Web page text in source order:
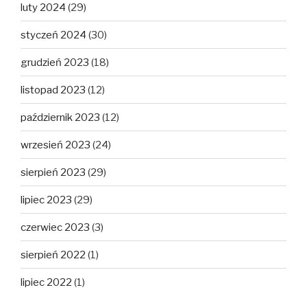
luty 2024 (29)
styczeń 2024 (30)
grudzień 2023 (18)
listopad 2023 (12)
październik 2023 (12)
wrzesień 2023 (24)
sierpień 2023 (29)
lipiec 2023 (29)
czerwiec 2023 (3)
sierpień 2022 (1)
lipiec 2022 (1)